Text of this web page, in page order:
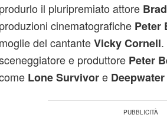
produrlo il pluripremiato attore
produzioni cinematografiche Peter
moglie del cantanteVicky Cornell
e produttore Peter
Lone Survivore